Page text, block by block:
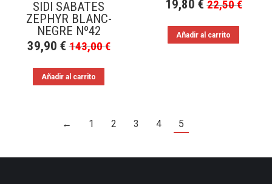
SIDI SABATES
ZEPHYR BLANC-
NEGRE Nº42
39,90 € 143,00€
Añadir al carrito
19,80 € 22,50€
Añadir al carrito
← 1 2 3 4 5